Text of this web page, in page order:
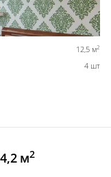
12,5 м2
4 шт
м2